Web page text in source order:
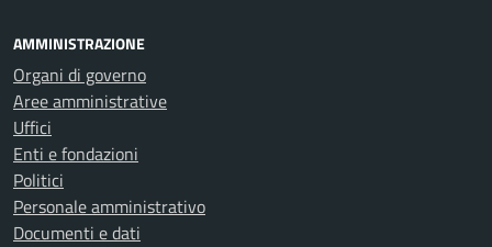
AMMINISTRAZIONE
Organi di governo
Aree amministrative
Uffici
Enti e fondazioni
Politici
Personale amministrativo
Documenti e dati